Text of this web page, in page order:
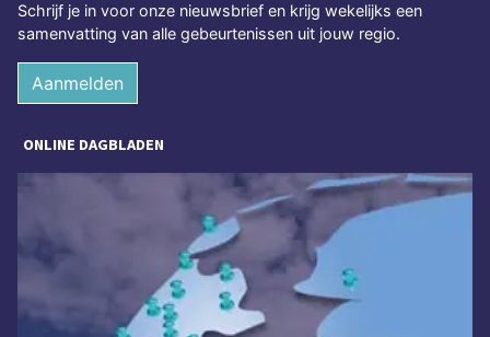
Schrijf je in voor onze nieuwsbrief en krijg wekelijks een
samenvatting van alle gebeurtenissen uit jouw regio.
Aanmelden
ONLINE DAGBLADEN